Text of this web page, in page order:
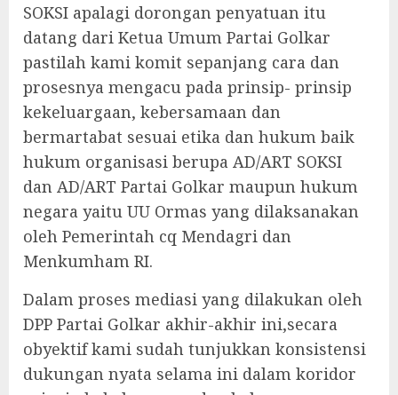
SOKSI apalagi dorongan penyatuan itu
datang dari Ketua Umum Partai Golkar
pastilah kami komit sepanjang cara dan
prosesnya mengacu pada prinsip- prinsip
kekeluargaan, kebersamaan dan
bermartabat sesuai etika dan hukum baik
hukum organisasi berupa AD/ART SOKSI
dan AD/ART Partai Golkar maupun hukum
negara yaitu UU Ormas yang dilaksanakan
oleh Pemerintah cq Mendagri dan
Menkumham RI.
Dalam proses mediasi yang dilakukan oleh
DPP Partai Golkar akhir-akhir ini,secara
obyektif kami sudah tunjukkan konsistensi
dukungan nyata selama ini dalam koridor